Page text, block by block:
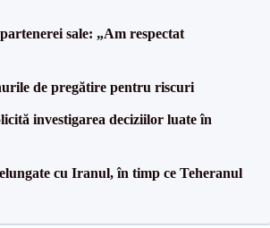
sale: „Am respectat
de pregătire pentru riscuri
investigarea deciziilor luate în
cu Iranul, în timp ce Teheranul